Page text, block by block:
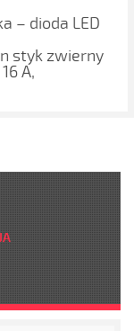
– dioda LED
styk zwierny
A,